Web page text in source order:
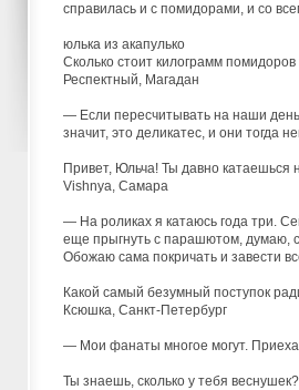
справилась и с помидорами, и со
юлька из акапулько
Сколько стоит килограмм помидоров
Респектный, Магадан
— Если пересчитывать на наши
значит, это деликатес, и они тогда
Привет, Юльча! Ты давно катаешься
Vishnya, Самара
— На роликах я катаюсь года три.
еще прыгнуть с парашютом, думаю,
Обожаю сама покричать и завести
Какой самый безумный поступок
Ксюшка, Санкт-Петербург
— Мои фанаты многое могут.
Ты знаешь, сколько у тебя веснушек?